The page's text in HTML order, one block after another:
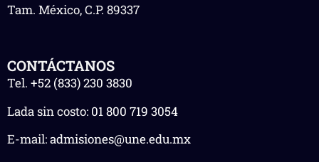
Tam. México, C.P. 89337
CONTÁCTANOS
Tel. +52 (833) 230 3830
Lada sin costo: 01 800 719 3054
E-mail:admisiones@une.edu.mx